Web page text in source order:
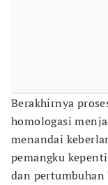
Berakhirnya
homologasi
menandai
pemangku
dan pertumbuhan